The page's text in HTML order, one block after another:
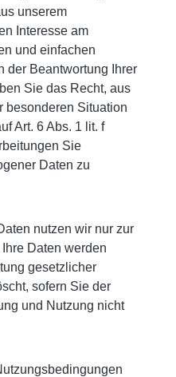
unserem
Interesse am
und einfachen
der Beantwortung Ihrer
Sie das Recht, aus
besonderen Situation
Art. 6 Abs. 1 lit. f
Sie
Daten zu
nutzen wir nur zur
Daten werden
gesetzlicher
sofern Sie der
und Nutzung nicht